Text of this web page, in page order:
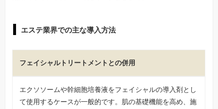
エステ業界での主な導入方法
フェイシャルトリートメントとの併用
エクソソームや幹細胞培養液をフェイシャルの導入剤とし
て使用するケースが一般的です。肌の基礎機能を高め、施